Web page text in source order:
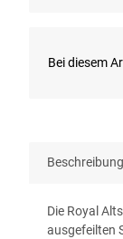
Bei diesem
Beschreibung
Die Royal
ausgefeilten